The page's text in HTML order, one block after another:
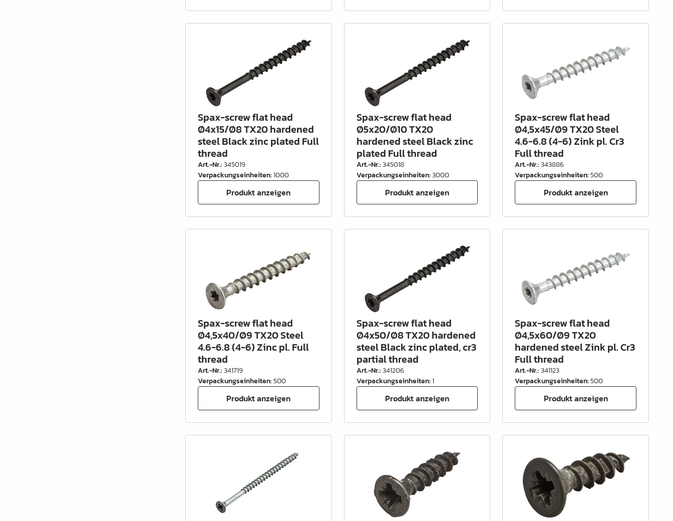
Spax-screw flat head
Ø4x15/Ø8 TX20 hardened
steel Black zinc plated Full
thread
Art.-Nr.:345019
Verpackungseinheiten:1000
Produkt anzeigen
Spax-screw flat head
Ø5x20/Ø10 TX20
hardened steel Black zinc
plated Full thread
Art.-Nr.:345018
Verpackungseinheiten:3000
Produkt anzeigen
Spax-screw flat head
Ø4,5x45/Ø9 TX20 Steel
4.6-6.8 (4-6) Zink pl. Cr3
Full thread
Art.-Nr.:343886
Verpackungseinheiten:500
Produkt anzeigen
Spax-screw flat head
Ø4,5x40/Ø9 TX20 Steel
4.6-6.8 (4-6) Zinc pl. Full
thread
Art.-Nr.:341719
Verpackungseinheiten:500
Produkt anzeigen
Spax-screw flat head
Ø4x50/Ø8 TX20 hardened
steel Black zinc plated, cr3
partial thread
Art.-Nr.:341206
Verpackungseinheiten:1
Produkt anzeigen
Spax-screw flat head
Ø4,5x60/Ø9 TX20
hardened steel Zink pl. Cr3
Full thread
Art.-Nr.:341123
Verpackungseinheiten:500
Produkt anzeigen